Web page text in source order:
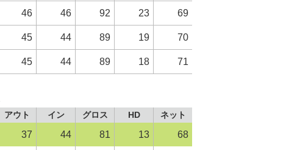
46 46 92 23 69
45 44 89 19 70
45 44 89 18 71
アウト イン グロス HD
ネット
37 44 81 13 68